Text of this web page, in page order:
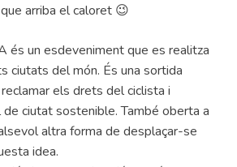
arriba el caloret 😉
és un esdeveniment que es realitza
ciutats del món. És una sortida
els drets del ciclista i
ciutat sostenible. També oberta a
altra forma de desplaçar-se
idea.